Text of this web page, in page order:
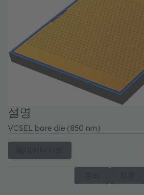
설명
VCSEL bare die (850 nm)